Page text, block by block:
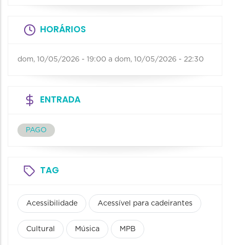
HORÁRIOS
dom, 10/05/2026 - 19:00 a dom, 10/05/2026 - 22:30
ENTRADA
PAGO
TAG
Acessibilidade Acessível para cadeirantes
Cultural Música MPB